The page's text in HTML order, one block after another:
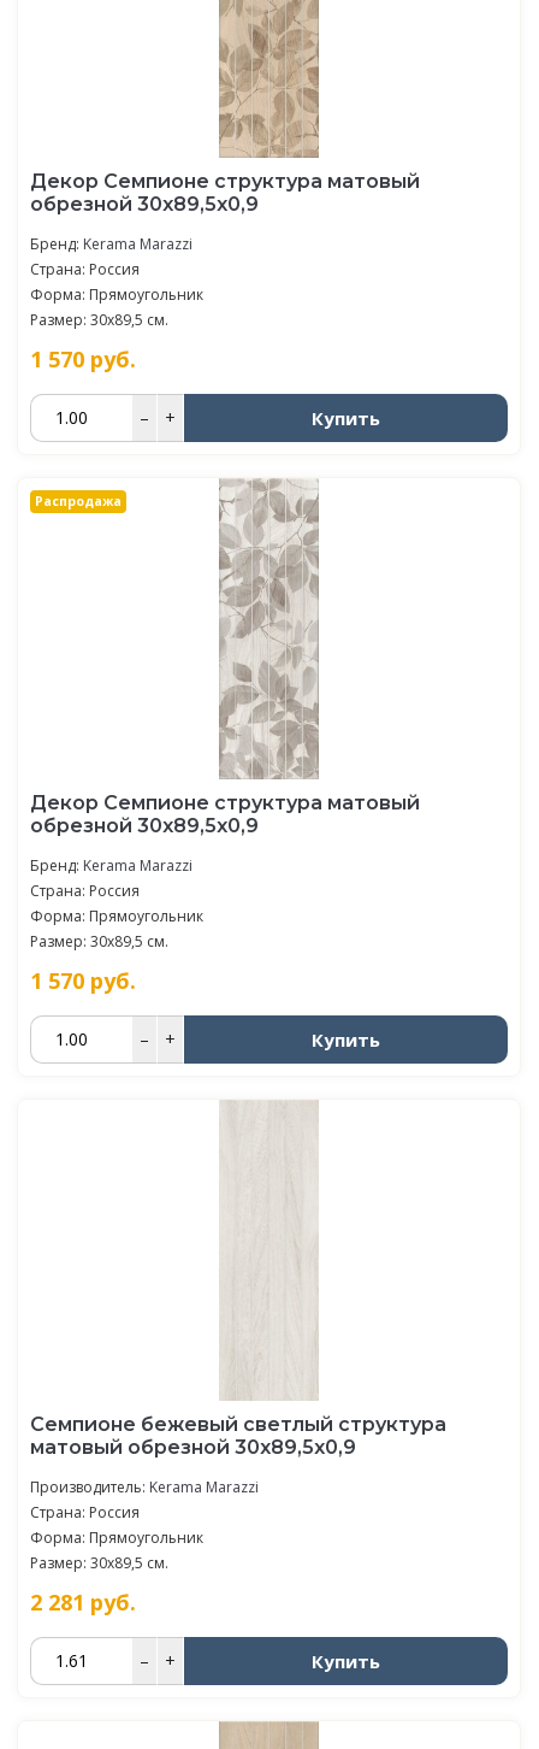
Декор Семпионе структура матовый
обрезной 30x89,5x0,9
Бренд: Kerama Marazzi
Страна: Россия
Форма: Прямоугольник
Размер: 30x89,5 см.
1 570 руб.
– + Купить
Распродажа
Декор Семпионе структура матовый
обрезной 30x89,5x0,9
Бренд: Kerama Marazzi
Страна: Россия
Форма: Прямоугольник
Размер: 30x89,5 см.
1 570 руб.
– + Купить
Семпионе бежевый светлый структура
матовый обрезной 30x89,5x0,9
Производитель: Kerama Marazzi
Страна: Россия
Форма: Прямоугольник
Размер: 30x89,5 см.
2 281 руб.
– + Купить